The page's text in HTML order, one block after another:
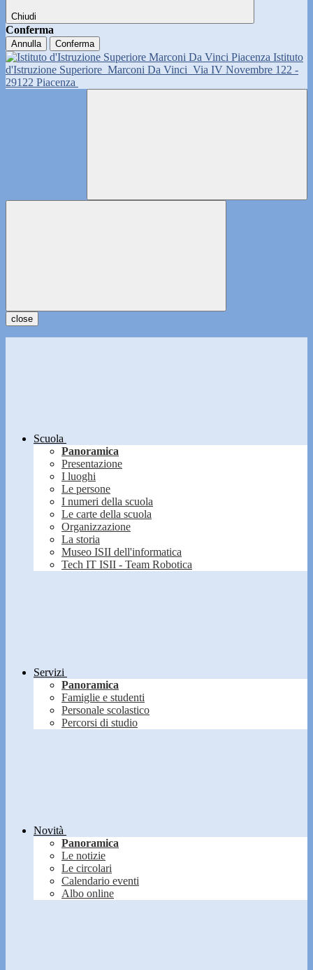
Chiudi
Conferma
Annulla Conferma
Istituto
d'Istruzione Superiore Marconi Da Vinci Via IV Novembre 122 -
29122 Piacenza
close
Scuola
Panoramica
Presentazione
I luoghi
Le persone
I numeri della scuola
Le carte della scuola
Organizzazione
La storia
Museo ISII dell'informatica
Tech IT ISII - Team Robotica
Servizi
Panoramica
Famiglie e studenti
Personale scolastico
Percorsi di studio
Novità
Panoramica
Le notizie
Le circolari
Calendario eventi
Albo online